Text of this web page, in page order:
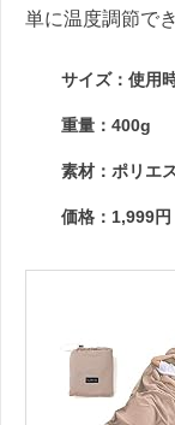
単に温度調節で
サイズ：使用
重量：400g
素材：ポリエ
価格：1,999円